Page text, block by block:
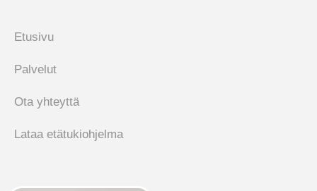
Etusivu
Palvelut
Ota yhteyttä
Lataa etätukiohjelma